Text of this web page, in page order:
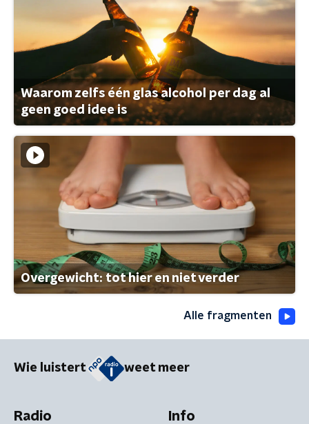
Waarom zelfs één glas alcohol per dag al
geen goed idee is
Overgewicht: tot hier en niet verder
Alle fragmenten
Wie luistert weet meer
Radio Info